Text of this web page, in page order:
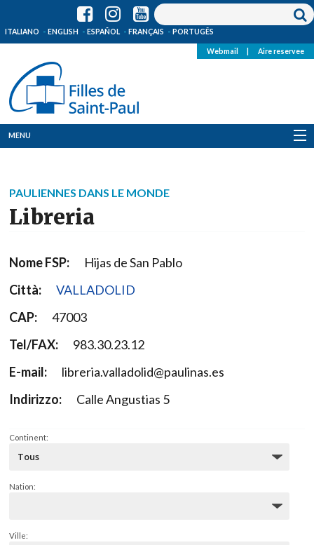
ITALIANO ENGLISH ESPAÑOL FRANÇAIS PORTUGÊS
Webmail Aire reservee
MENU
Où sommes-nous
Ressources
PAULIENNES DANS LE MONDE
Libreria
Nome FSP:
Hijas de San Pablo
Città:
VALLADOLID
CAP:
47003
Tel/FAX:
983.30.23.12
E-mail:
libreria.valladolid@paulinas.es
Indirizzo:
Calle Angustias 5
Continent:
Nation:
Ville: